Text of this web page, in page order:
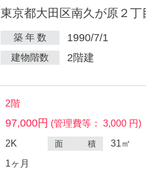
東京都大田区南久が原２丁
築 年 数 1990/7/1
建物階数 2階建
2階
97,000円 (管理費等： 3,000 円)
2K 面 積 31㎡
1ヶ月